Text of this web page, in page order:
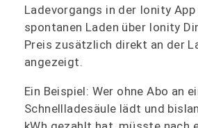
Ladevorgangs in der Ionity App
spontanen Laden über Ionity
Preis zusätzlich direkt an der
angezeigt.
Ein Beispiel: Wer ohne Abo an
Schnellladesäule lädt und